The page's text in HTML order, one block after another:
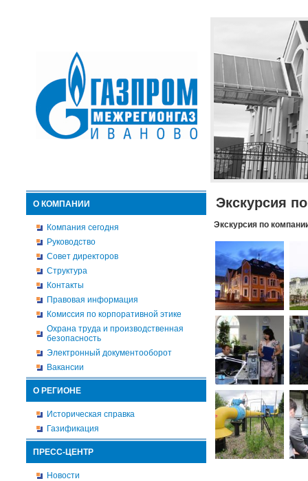
О КОМПАНИИ
Компания сегодня
Руководство
Совет директоров
Структура
Контакты
Правовая информация
Комиссия по корпоративной этике
Охрана труда и производственная
безопасность
Электронный документооборот
Вакансии
О РЕГИОНЕ
Историческая справка
Газификация
ПРЕСС-ЦЕНТР
Новости
Экскурсия
Экскурсия по